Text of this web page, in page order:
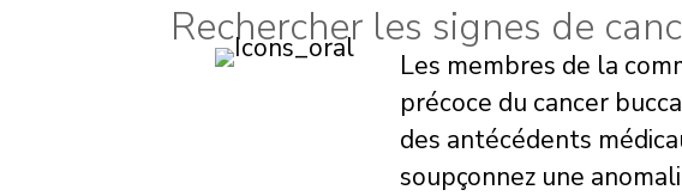
Rechercher les signes de
Les membres de la
précoce du cancer
des antécédents
soupçonnez une